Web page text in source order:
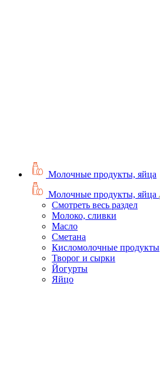
Молочные продукты, яйца
Молочные продукты, яйца
Смотреть весь раздел
Молоко, сливки
Масло
Сметана
Кисломолочные продукты
Творог и сырки
Йогурты
Яйцо